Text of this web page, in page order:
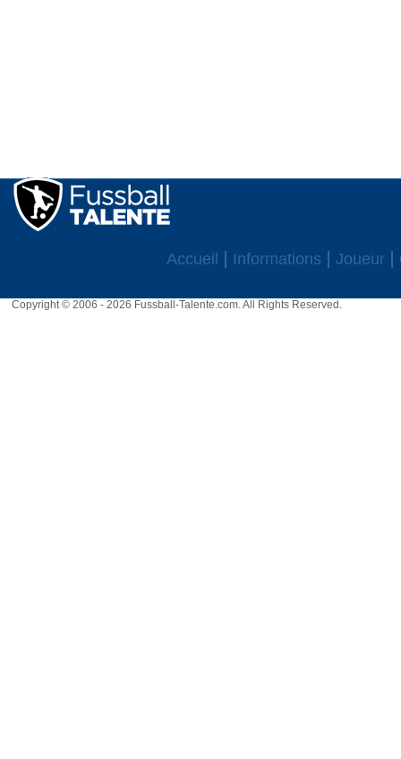
Accueil Informations Joueur
Copyright © 2006 - 2026 Fussball-Talente.com. All Rights Reserved.